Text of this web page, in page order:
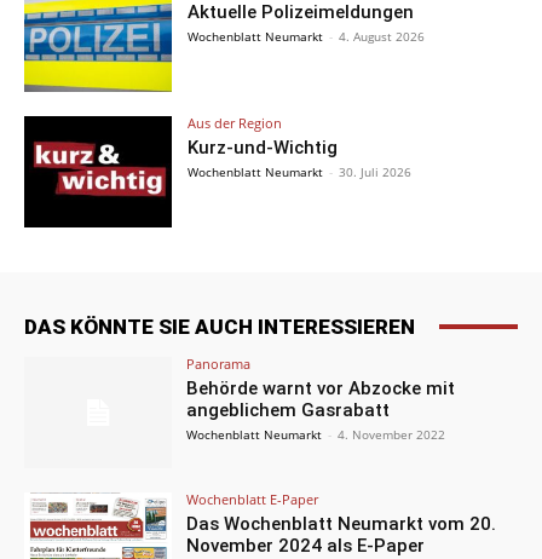
Aktuelle Polizeimeldungen
Wochenblatt Neumarkt - 4. August 2026
Aus der Region
Kurz-und-Wichtig
Wochenblatt Neumarkt - 30. Juli 2026
DAS KÖNNTE SIE AUCH INTERESSIEREN
Panorama
Behörde warnt vor Abzocke mit
angeblichem Gasrabatt
Wochenblatt Neumarkt - 4. November 2022
Wochenblatt E-Paper
Das Wochenblatt Neumarkt vom 20.
November 2024 als E-Paper